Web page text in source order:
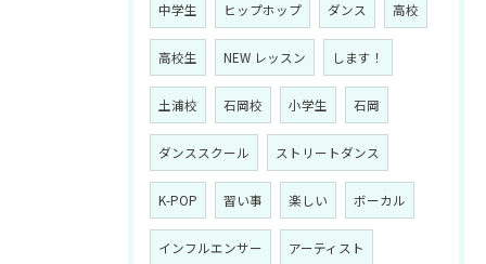
中学生 ヒップホップ ダンス 高校
高校生 NEW レッスン します！
土浦校 石岡校 小学生 石岡
ダンススクール ストリートダンス
K-POP 習い事 楽しい ボーカル
インフルエンサー アーティスト